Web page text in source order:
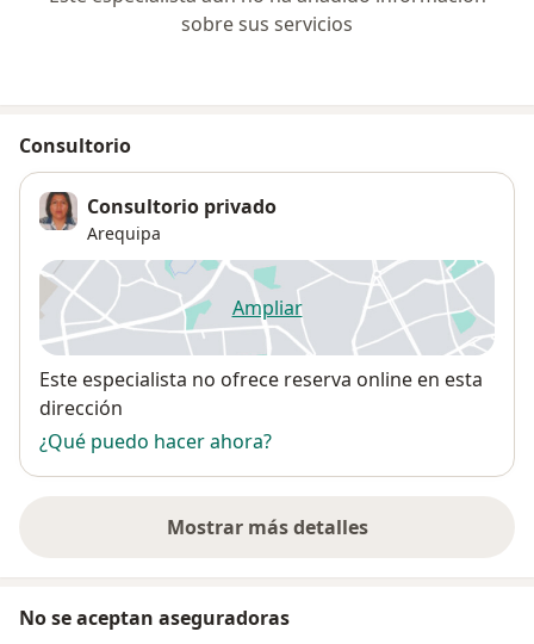
sobre sus servicios
Consultorio
Consultorio privado
Arequipa
Ampliarse abre en una nueva
Disponibilidad
Este especialista no ofrece reserva online en esta
dirección
¿Qué puedo hacer ahora?
Mostrar más detalles
sobre la dirección
No se aceptan aseguradoras